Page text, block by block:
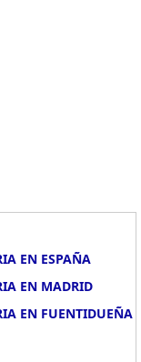
EN ESPAÑA
EN MADRID
EN FUENTIDUEÑA